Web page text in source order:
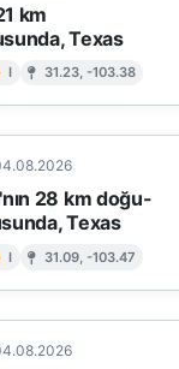
km
Texas
I 31.23, -103.38
28 km doğu-
Texas
I 31.09, -103.47